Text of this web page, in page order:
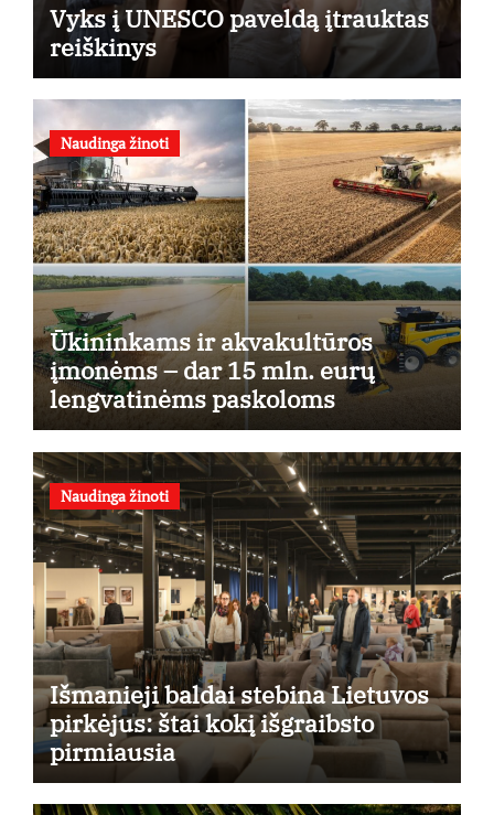
Vyks į UNESCO paveldą įtrauktas
reiškinys
Naudinga žinoti
Ūkininkams ir akvakultūros
įmonėms – dar 15 mln. eurų
lengvatinėms paskoloms
Naudinga žinoti
Išmanieji baldai stebina Lietuvos
pirkėjus: štai kokį išgraibsto
pirmiausia